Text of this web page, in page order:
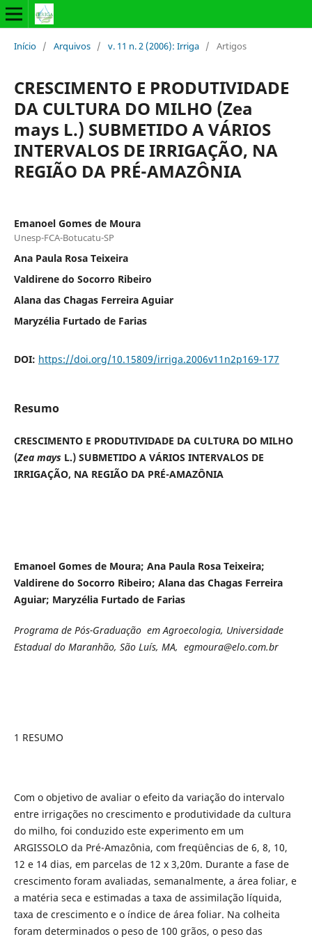
Início / Arquivos / v. 11 n. 2 (2006): Irriga / Artigos
CRESCIMENTO E PRODUTIVIDADE
DA CULTURA DO MILHO (Zea
mays L.) SUBMETIDO A VÁRIOS
INTERVALOS DE IRRIGAÇÃO, NA
REGIÃO DA PRÉ-AMAZÔNIA
Emanoel Gomes de Moura
Unesp-FCA-Botucatu-SP
Ana Paula Rosa Teixeira
Valdirene do Socorro Ribeiro
Alana das Chagas Ferreira Aguiar
Maryzélia Furtado de Farias
DOI: https://doi.org/10.15809/irriga.2006v11n2p169-177
Resumo
CRESCIMENTO E PRODUTIVIDADE DA CULTURA DO MILHO
(Zea maysL.) SUBMETIDO A VÁRIOS INTERVALOS DE
IRRIGAÇÃO, NA REGIÃO DA PRÉ-AMAZÔNIA
Emanoel Gomes de Moura; Ana Paula Rosa Teixeira;
Valdirene do Socorro Ribeiro; Alana das Chagas Ferreira
Aguiar; Maryzélia Furtado de Farias
Programa de Pós-Graduação em Agroecologia, Universidade
Estadual do Maranhão, São Luís, MA, egmoura@elo.com.br
1 RESUMO
Com o objetivo de avaliar o efeito da variação do intervalo
entre irrigações no crescimento e produtividade da cultura
do milho, foi conduzido este experimento em um
ARGISSOLO da Pré-Amazônia, com freqüências de 6, 8, 10,
12 e 14 dias, em parcelas de 12 x 3,20m. Durante a fase de
crescimento foram avaliadas, semanalmente, a área foliar, e
a matéria seca e estimadas a taxa de assimilação líquida,
taxa de crescimento e o índice de área foliar. Na colheita
foram determinados o peso de 100 grãos, o peso das